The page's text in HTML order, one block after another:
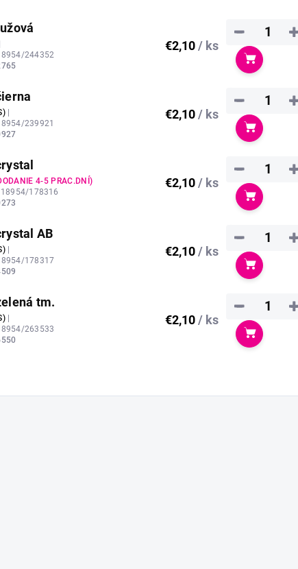
244352
€2,10/ ks
+
−
Do
)
239921
€2,10/ ks
+
−
Do
4-5 PRAC.DNÍ)
178316
€2,10/ ks
+
−
Do
AB
)
178317
€2,10/ ks
+
−
Do
tm.
)
263533
€2,10/ ks
+
−
Do